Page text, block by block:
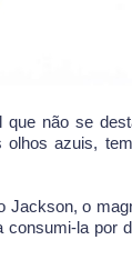
que não se
olhos azuis,
Jackson, o
la por